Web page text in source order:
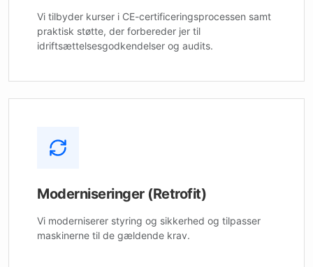
Vi tilbyder kurser i CE-certificeringsprocessen samt
praktisk støtte, der forbereder jer til
idriftsættelsesgodkendelser og audits.
Moderniseringer (Retrofit)
Vi moderniserer styring og sikkerhed og tilpasser
maskinerne til de gældende krav.